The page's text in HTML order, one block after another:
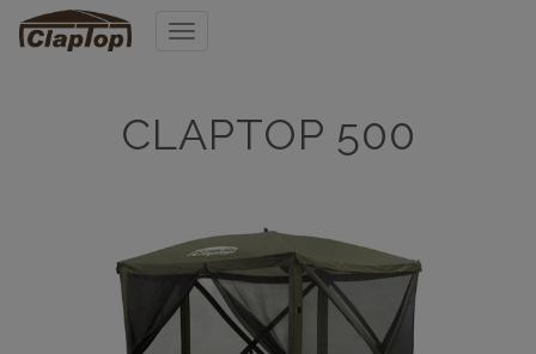
Menu
CLAPTOP 500